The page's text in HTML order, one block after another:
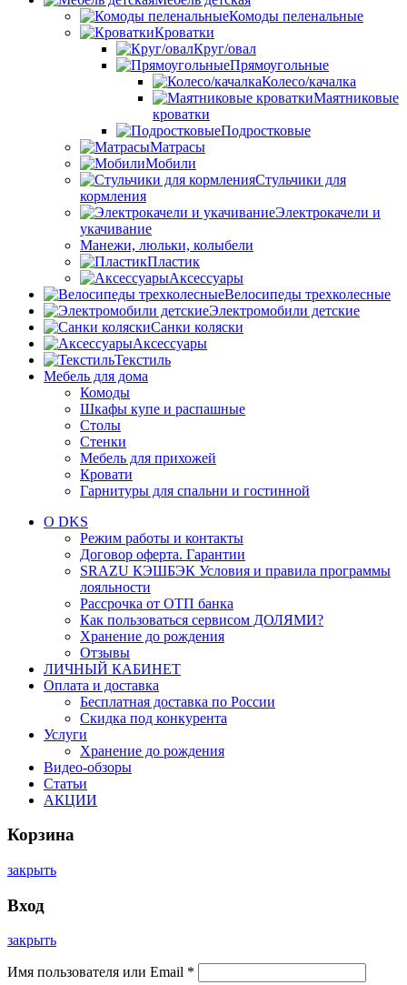
Комоды пеленальные
Кроватки
Круг/овал
Прямоугольные
Колесо/качалка
Маятниковые
кроватки
Подростковые
Матрасы
Мобили
Стульчики для
кормления
Электрокачели и
укачивание
Манежи, люльки, колыбели
Пластик
Аксессуары
Велосипеды трехколесные
Электромобили детские
Санки коляски
Аксессуары
Текстиль
Мебель для дома
Комоды
Шкафы купе и распашные
Столы
Стенки
Мебель для прихожей
Кровати
Гарнитуры для спальни и гостинной
О DKS
Режим работы и контакты
Договор оферта. Гарантии
SRAZU КЭШБЭК Условия и правила программы
лояльности
Рассрочка от ОТП банка
Как пользоваться сервисом ДОЛЯМИ?
Хранение до рождения
Отзывы
ЛИЧНЫЙ КАБИНЕТ
Оплата и доставка
Бесплатная доставка по России
Скидка под конкурента
Услуги
Хранение до рождения
Видео-обзоры
Статьи
АКЦИИ
Корзина
закрыть
Вход
закрыть
Имя пользователя или Email *